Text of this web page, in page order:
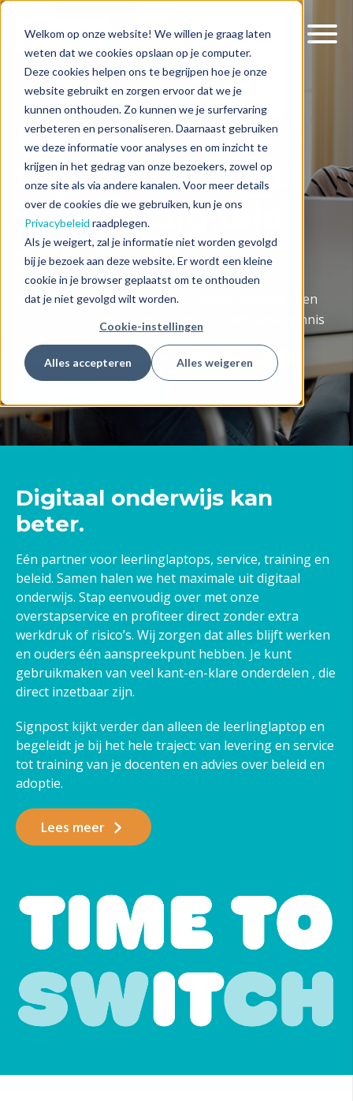
Welkom op onze website! We willen je graag laten
weten dat we cookies opslaan op je computer.
Deze cookies helpen ons te begrijpen hoe je onze
website gebruikt en zorgen ervoor dat we je
kunnen onthouden. Zo kunnen we je surfervaring
verbeteren en personaliseren. Daarnaast gebruiken
we deze informatie voor analyses en om inzicht te
krijgen in het gedrag van onze bezoekers, zowel op
onze site als via andere kanalen. Voor meer details
over de cookies die we gebruiken, kun je ons
Privacybeleid raadplegen.
Als je weigert, zal je informatie niet worden gevolgd
bij je bezoek aan deze website. Er wordt een kleine
cookie in je browser geplaatst om te onthouden
dat je niet gevolgd wilt worden.
Cookie-instellingen
Alles accepteren Alles weigeren
Klaar voor de
toekomst van de
nieuwe digitale
generatie
Wij helpen scholen, docenten, ouders én leerlingen
met de beste betaalbare hardware, software, kennis
Onze aanpak
Digitaal onderwijs kan
beter.
Eén partner voor leerlinglaptops, service, training en
beleid. Samen halen we het maximale uit digitaal
onderwijs. Stap eenvoudig over metonze
overstapservice en profiteer direct zonder extra
werkdruk of risico’s. Wij zorgen dat alles blijft werken
en ouders één aanspreekpunt hebben. Je kunt
gebruikmaken van veel kant-en-klare onderdelen , die
direct inzetbaar zijn.
Signpost kijkt verder dan alleen de leerlinglaptop en
begeleidt je bij het hele traject: van levering en service
tot training van je docenten en advies over beleid en
adoptie.
Lees meer